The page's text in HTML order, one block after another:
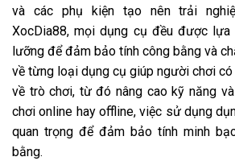
và các phụ kiện tạo nên trải
XocDia88, mọi dụng cụ đều được
lưỡng để đảm bảo tính công bằng và
về từng loại dụng cụ giúp người chơi
về trò chơi, từ đó nâng cao kỹ năng
chơi online hay offline, việc sử dụng
quan trọng để đảm bảo tính minh
bằng.